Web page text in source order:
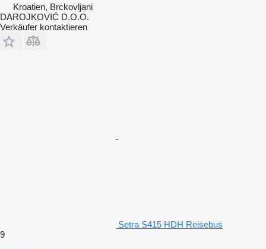
Kroatien, Brckovljani
DAROJKOVIĆ D.O.O.
Verkäufer kontaktieren
Setra S415 HDH Reisebus
9